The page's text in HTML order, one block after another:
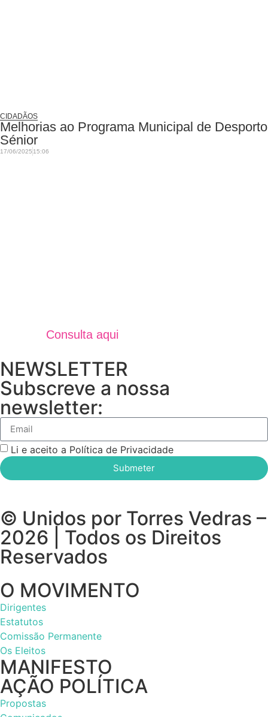
CIDADÃOS
Melhorias ao Programa Municipal de Desporto
Sénior
17/06/2025 15:06
Consulta aqui
NEWSLETTER
Subscreve a nossa
newsletter:
Li e aceito a Política de Privacidade
Submeter
© Unidos por Torres Vedras –
2026 | Todos os Direitos
Reservados
O MOVIMENTO
Dirigentes
Estatutos
Comissão Permanente
Os Eleitos
MANIFESTO
AÇÃO POLÍTICA
Propostas